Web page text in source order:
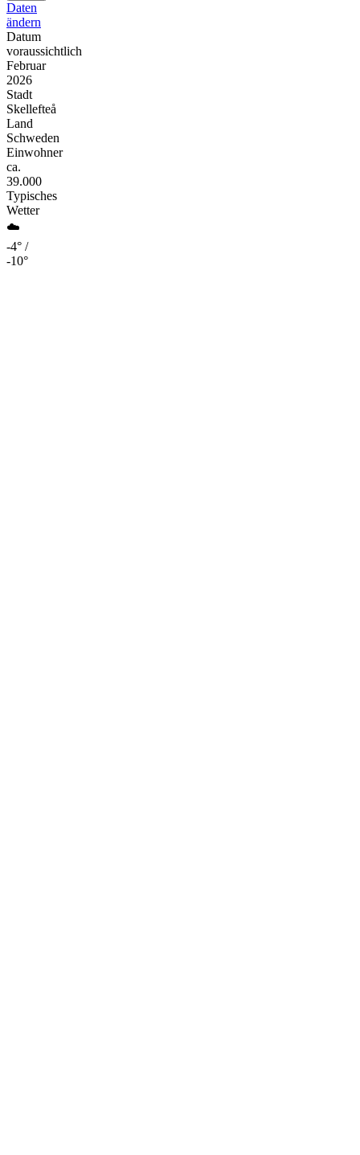
Daten
ändern
Datum
voraussichtlich
Februar
2026
Stadt
Skellefteå
Land
Schweden
Einwohner
ca.
39.000
Typisches
Wetter
☁️
-4° /
-10°